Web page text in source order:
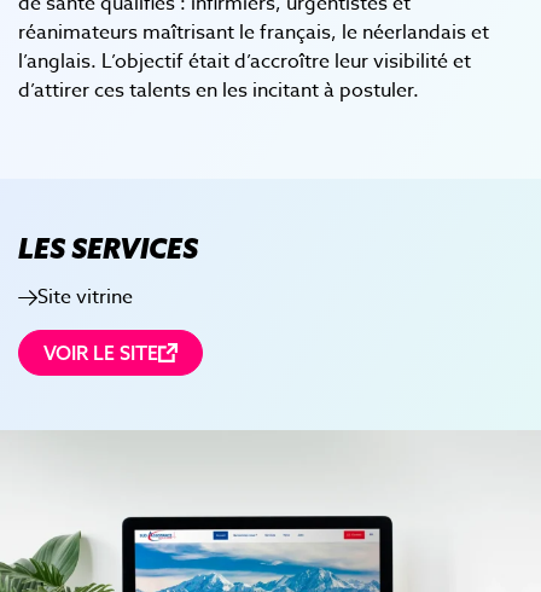
réanimateurs maîtrisant le français, le néerlandais et
l’anglais. L’objectif était d’accroître leur visibilité et
d’attirer ces talents en les incitant à postuler.
LES SERVICES
Site vitrine
VOIR LE SITE